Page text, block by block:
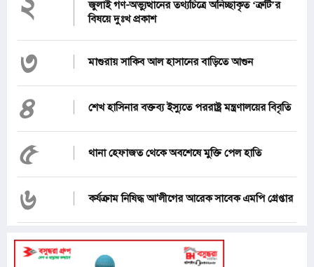
জুলাই গণ-অভ্যুত্থানের তথ্যচিত্রে অনিচ্ছাকৃত ‘ত্রুটি’র
বিষয়ে দুঃখ প্রকাশ
৩ মাগুরায় সাকিব আল হাসানের বাড়িতে আগুন
৪ শেখ হাসিনার বক্তব্য ইস্যুতে পররাষ্ট্র মন্ত্রণালয়ের বিবৃতি
৫ থানা হেফাজত থেকে অবশেষে মুক্তি পেল হাতি
৬ কর্যক্রাম নিষিদ্ধ আ'লীগের আরেক সাবেক এমপি গ্রেপ্তার
৭ ১২ জেলার জন্য দুঃসংবাদ